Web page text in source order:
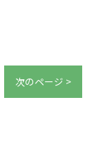
次のページ >